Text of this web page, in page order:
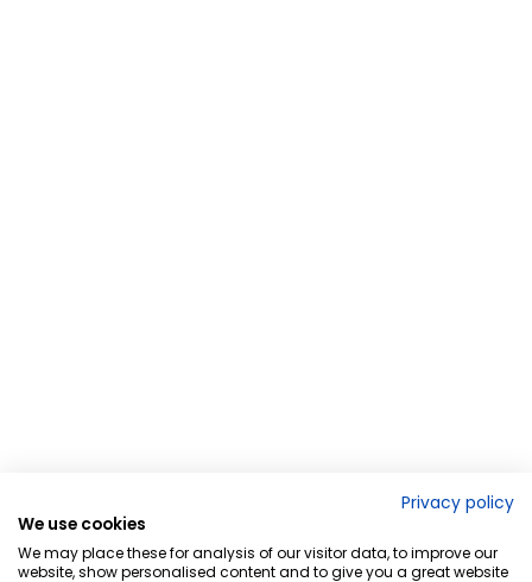
Privacy policy
We use cookies
We may place these for analysis of our visitor data, to improve our
website, show personalised content and to give you a great website